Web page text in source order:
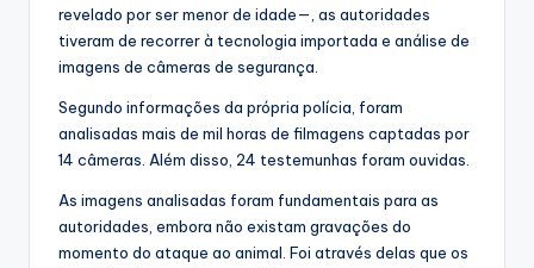
revelado por ser menor de idade—, as autoridades
tiveram de recorrer à tecnologia importada e análise de
imagens de câmeras de segurança.
Segundo informações da própria polícia, foram
analisadas mais de mil horas de filmagens captadas por
14 câmeras. Além disso, 24 testemunhas foram ouvidas.
As imagens analisadas foram fundamentais para as
autoridades, embora não existam gravações do
momento do ataque ao animal. Foi através delas que os